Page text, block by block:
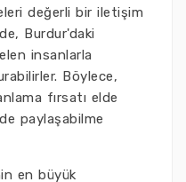
değerli bir iletişim
Burdur'daki
insanlarla
Böylece,
fırsatı elde
paylaşabilme
en büyük